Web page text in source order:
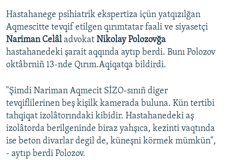
RFE/RS bütün saytları
Hastahanege psihiatrik ekspertiza içün yatqızılğan
Aqmescitte tevqif etilgen qırımtatar faali ve siyasetçi
Nariman Celâladvokat Nikolay Polozovğa
hastahanedeki şarait aqqında aytıp berdi. Bunı Polozov
oktâbrniñ 13-nde Qırım.Aqiqatqa bildirdi.
"Şimdi Nariman Aqmecit SİZO-sınıñ diger
tevqiflilerinen beş kişilk kamerada buluna. Kün tertibi
tahqiqat izolâtorındaki kibidir. Hastahanedeki aş
izolâtorda berilgeninde biraz yahşıca, kezinti vaqtında
ise beton divarlar degil de, küneşni körmek mümkün",
- aytıp berdi Polozov.